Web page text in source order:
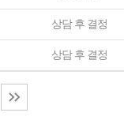
상담 후 결정
상담 후 결정